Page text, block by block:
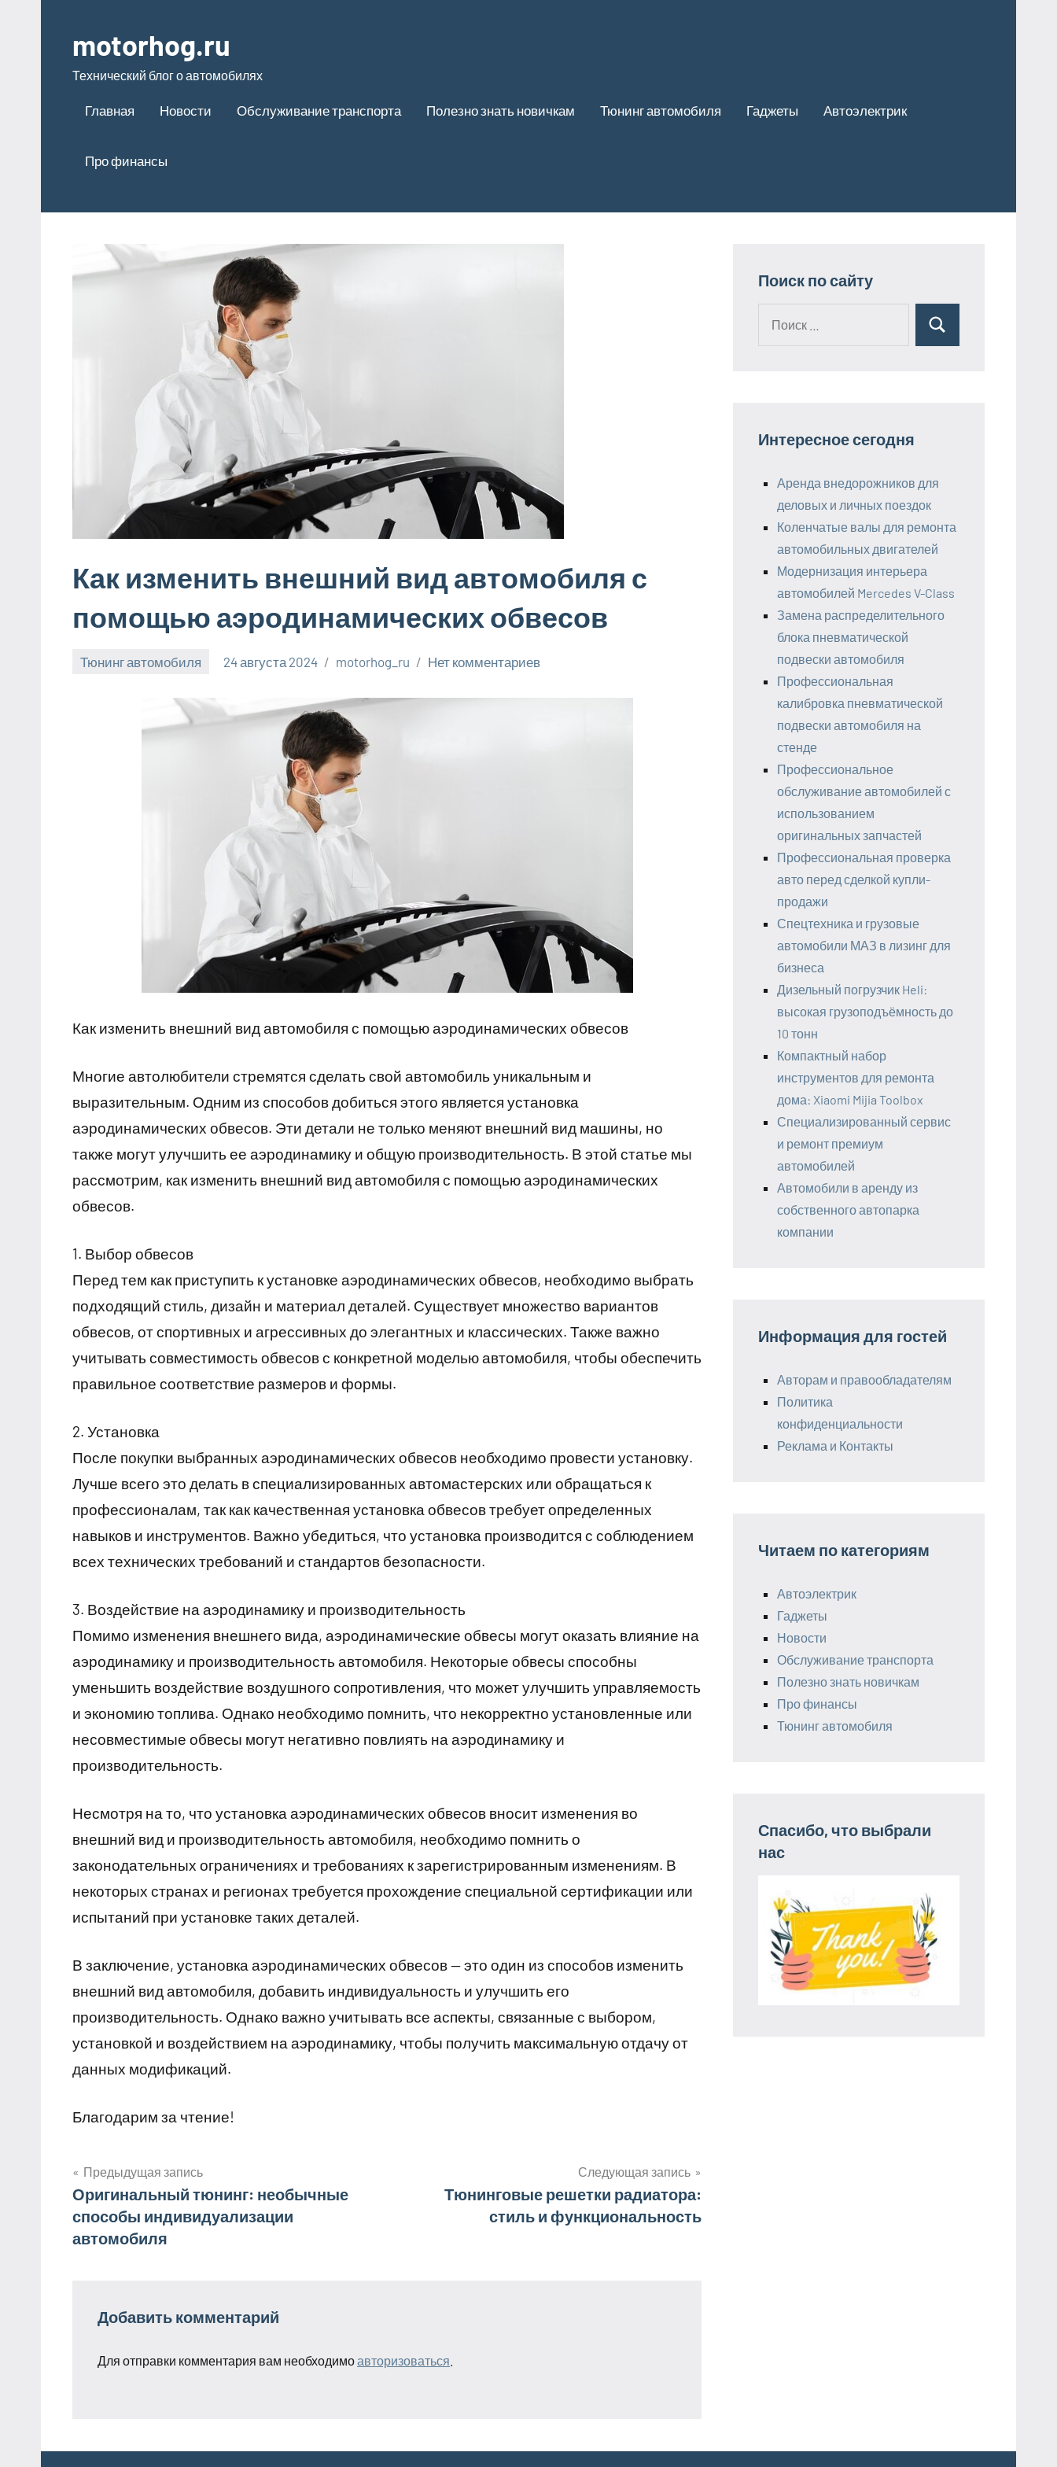
содержимому
motorhog.ru
Технический блог о автомобилях
Главная Новости Обслуживание транспорта Полезно знать новичкам Тюнинг автомобиля Гаджеты Автоэлектрик
Про финансы
Как изменить внешний вид автомобиля с
помощью аэродинамических обвесов
Тюнинг автомобиля 24 августа 2024 motorhog_ru Нет комментариев
Как изменить внешний вид автомобиля с помощью аэродинамических обвесов
Многие автолюбители стремятся сделать свой автомобиль уникальным и
выразительным. Одним из способов добиться этого является установка
аэродинамических обвесов. Эти детали не только меняют внешний вид машины, но
также могут улучшить ее аэродинамику и общую производительность. В этой статье мы
рассмотрим, как изменить внешний вид автомобиля с помощью аэродинамических
обвесов.
1. Выбор обвесов
Перед тем как приступить к установке аэродинамических обвесов, необходимо выбрать
подходящий стиль, дизайн и материал деталей. Существует множество вариантов
обвесов, от спортивных и агрессивных до элегантных и классических. Также важно
учитывать совместимость обвесов с конкретной моделью автомобиля, чтобы обеспечить
правильное соответствие размеров и формы.
2. Установка
После покупки выбранных аэродинамических обвесов необходимо провести установку.
Лучше всего это делать в специализированных автомастерских или обращаться к
профессионалам, так как качественная установка обвесов требует определенных
навыков и инструментов. Важно убедиться, что установка производится с соблюдением
всех технических требований и стандартов безопасности.
3. Воздействие на аэродинамику и производительность
Помимо изменения внешнего вида, аэродинамические обвесы могут оказать влияние на
аэродинамику и производительность автомобиля. Некоторые обвесы способны
уменьшить воздействие воздушного сопротивления, что может улучшить управляемость
и экономию топлива. Однако необходимо помнить, что некорректно установленные или
несовместимые обвесы могут негативно повлиять на аэродинамику и
производительность.
Несмотря на то, что установка аэродинамических обвесов вносит изменения во
внешний вид и производительность автомобиля, необходимо помнить о
законодательных ограничениях и требованиях к зарегистрированным изменениям. В
некоторых странах и регионах требуется прохождение специальной сертификации или
испытаний при установке таких деталей.
В заключение, установка аэродинамических обвесов — это один из способов изменить
внешний вид автомобиля, добавить индивидуальность и улучшить его
производительность. Однако важно учитывать все аспекты, связанные с выбором,
установкой и воздействием на аэродинамику, чтобы получить максимальную отдачу от
данных модификаций.
Благодарим за чтение!
Навигация
по
Предыдущая запись
Оригинальный тюнинг: необычные
способы индивидуализации
автомобиля
Следующая запись
Тюнинговые решетки радиатора:
стиль и функциональность
Добавить комментарий
Для отправки комментария вам необходимоавторизоваться
Поиск по сайту
Поиск
Интересное сегодня
Аренда внедорожников для
деловых и личных поездок
Коленчатые валы для ремонта
автомобильных двигателей
Модернизация интерьера
автомобилей Mercedes V-Class
Замена распределительного
блока пневматической
подвески автомобиля
Профессиональная
калибровка пневматической
подвески автомобиля на
стенде
Профессиональное
обслуживание автомобилей с
использованием
оригинальных запчастей
Профессиональная проверка
авто перед сделкой купли-
продажи
Спецтехника и грузовые
автомобили МАЗ в лизинг для
бизнеса
Дизельный погрузчик Heli:
высокая грузоподъёмность до
10 тонн
Компактный набор
инструментов для ремонта
дома: Xiaomi Mijia Toolbox
Специализированный сервис
и ремонт премиум
автомобилей
Автомобили в аренду из
собственного автопарка
компании
Информация для гостей
Авторам и правообладателям
Политика
конфиденциальности
Реклама и Контакты
Читаем по категориям
Автоэлектрик
Гаджеты
Новости
Обслуживание транспорта
Полезно знать новичкам
Про финансы
Тюнинг автомобиля
Спасибо, что выбрали
нас